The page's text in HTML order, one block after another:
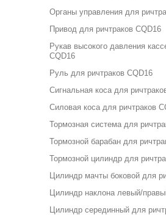
Органы управления для
Привод для ричтраков CQD16
Рукав высокого давления
CQD16
Руль для ричтраков CQD16
Сигнальная коса для
Силовая коса для ричтраков
Тормозная система для
Тормозной барабан для
Тормозной цилиндр для
Цилиндр мачты боковой для
Цилиндр наклона левый/
Цилиндр серединный для